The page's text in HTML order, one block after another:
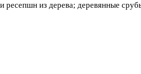
ресепшн из дерева; деревянные